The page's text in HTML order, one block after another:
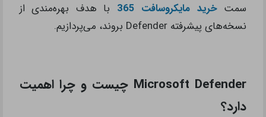
سمتخرید مایکروسافت 365
با هدف بهره‌مندی از
نسخه‌های پیشرفته Defender بروند، می‌پردازیم.
Microsoft Defender چیست و چرا اهمیت
دارد؟